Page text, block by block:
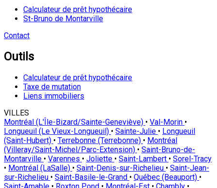
Calculateur de prêt hypothécaire
St-Bruno de Montarville
Contact
Outils
Calculateur de prêt hypothécaire
Taxe de mutation
Liens immobiliers
VILLES
Montréal (L'Île-Bizard/Sainte-Geneviève) • Val-Morin •
Longueuil (Le Vieux-Longueuil) • Sainte-Julie • Longueuil
(Saint-Hubert) • Terrebonne (Terrebonne) • Montréal
(Villeray/Saint-Michel/Parc-Extension) • Saint-Bruno-de-
Montarville • Varennes • Joliette • Saint-Lambert • Sorel-Tracy
• Montréal (LaSalle) • Saint-Denis-sur-Richelieu • Saint-Jean-
sur-Richelieu • Saint-Basile-le-Grand • Québec (Beauport) •